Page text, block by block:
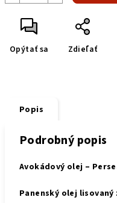
Opýtať sa Zdieľať
Popis
Podrobný popis
Avokádový olej –
Panenský olej